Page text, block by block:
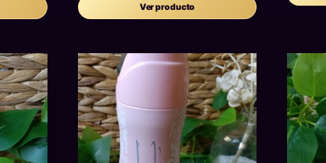
Ver producto